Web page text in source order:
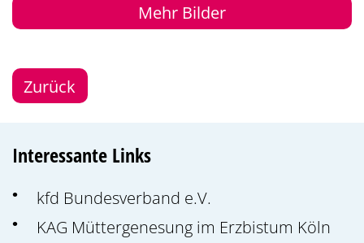
Mehr Bilder
Zurück
Interessante Links
kfd Bundesverband e.V.
KAG Müttergenesung im Erzbistum Köln